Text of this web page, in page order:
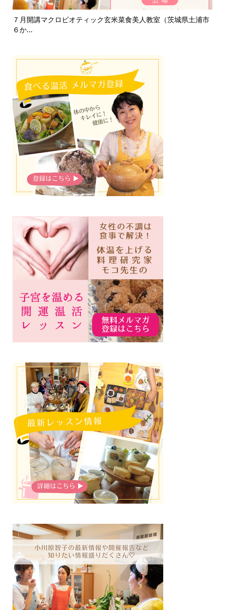
７月開講マクロビオティック玄米菜食美人教室（茨城県土浦市
６か...